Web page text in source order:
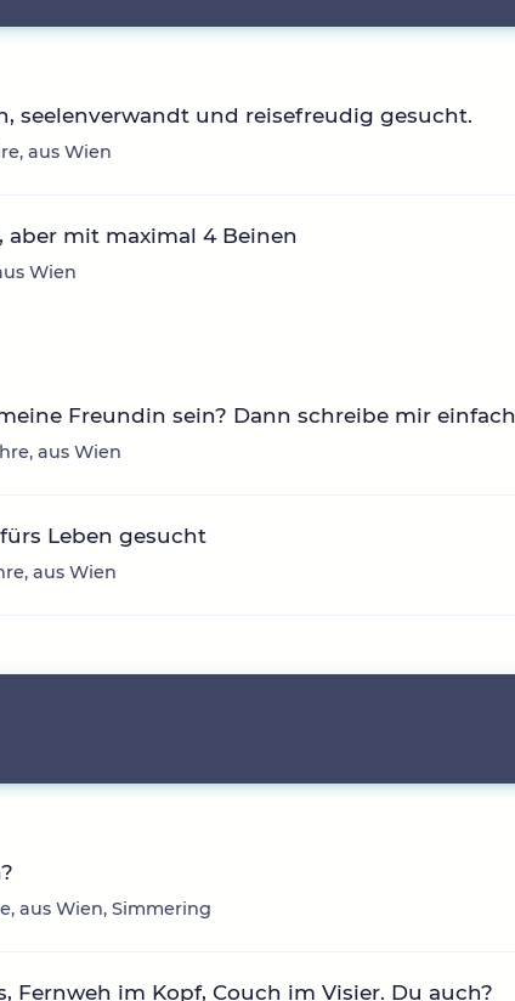
seelenverwandt und reisefreudig gesucht.
aus Wien
aber mit maximal 4 Beinen
Wien
Freundin sein? Dann schreibe mir einfach
aus Wien
Leben gesucht
aus Wien
aus Wien, Simmering
Fernweh im Kopf, Couch im Visier. Du auch?